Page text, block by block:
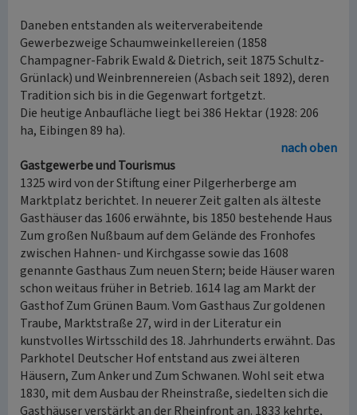
Daneben entstanden als weiterverabeitende
Gewerbezweige Schaumweinkellereien (1858
Champagner-Fabrik Ewald & Dietrich, seit 1875 Schultz-
Grünlack) und Weinbrennereien (Asbach seit 1892), deren
Tradition sich bis in die Gegenwart fortgetzt.
Die heutige Anbaufläche liegt bei 386 Hektar (1928: 206
ha, Eibingen 89 ha).
nach oben
Gastgewerbe und Tourismus
1325 wird von der Stiftung einer Pilgerherberge am
Marktplatz berichtet. In neuerer Zeit galten als älteste
Gasthäuser das 1606 erwähnte, bis 1850 bestehende Haus
Zum großen Nußbaum auf dem Gelände des Fronhofes
zwischen Hahnen- und Kirchgasse sowie das 1608
genannte Gasthaus Zum neuen Stern; beide Häuser waren
schon weitaus früher in Betrieb. 1614 lag am Markt der
Gasthof Zum Grünen Baum. Vom Gasthaus Zur goldenen
Traube, Marktstraße 27, wird in der Literatur ein
kunstvolles Wirtsschild des 18. Jahrhunderts erwähnt. Das
Parkhotel Deutscher Hof entstand aus zwei älteren
Häusern, Zum Anker und Zum Schwanen. Wohl seit etwa
1830, mit dem Ausbau der Rheinstraße, siedelten sich die
Gasthäuser verstärkt an der Rheinfront an. 1833 kehrte,